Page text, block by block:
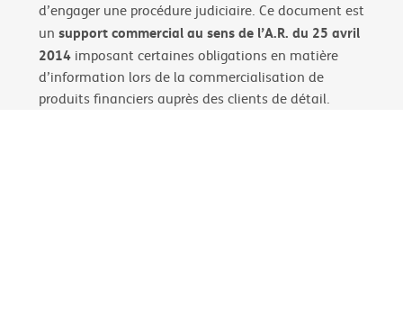
d’engager une procédure judiciaire. Ce document est
un support commercial au sens de l’A.R. du 25 avril
2014 imposant certaines obligations en matière
d’information lors de la commercialisation de
produits financiers auprès des clients de détail.